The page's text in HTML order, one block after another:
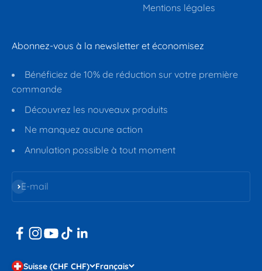
Mentions légales
Abonnez-vous à la newsletter et économisez
Bénéficiez de 10% de réduction sur votre première
commande
Découvrez les nouveaux produits
Ne manquez aucune action
Annulation possible à tout moment
E-mail
S'inscrire
Suisse (CHF CHF) Français